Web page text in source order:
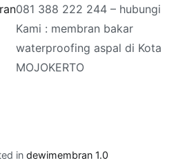
081 388 222 244 – hubungi
Kami : membran bakar
waterproofing aspal di Kota
MOJOKERTO
in dewimembran 1.0